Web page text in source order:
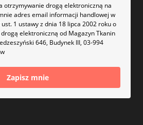
otrzymywanie drogą elektroniczną na
adres email informacji handlowej w
1 ustawy z dnia 18 lipca 2002 roku o
drogą elektroniczną od Magazyn Tkanin
646, Budynek III, 03-994
Zapisz mnie